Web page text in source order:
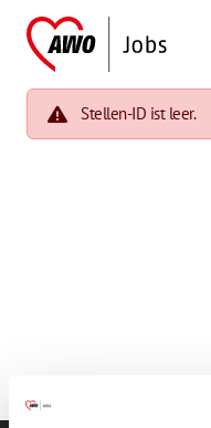
Stellen-ID ist leer.